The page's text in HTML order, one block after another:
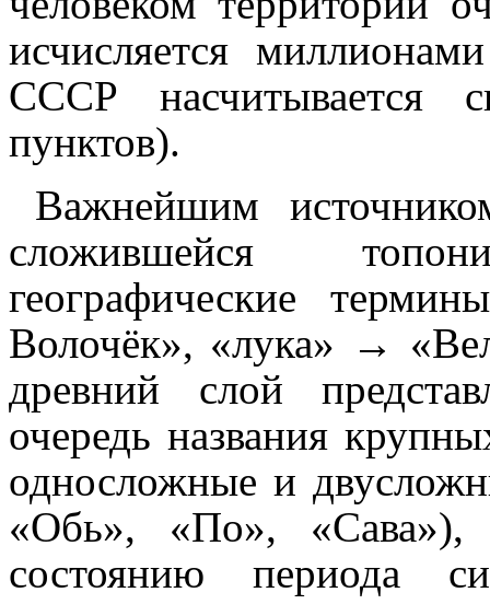
исчисляется
СССР насчитывается
пунктов).
Важнейшим
сложившейся
географические
Волочёк», «лука» →
древний слой
очередь названия
односложные и
«Обь», «По», «Сава»),
состоянию периода